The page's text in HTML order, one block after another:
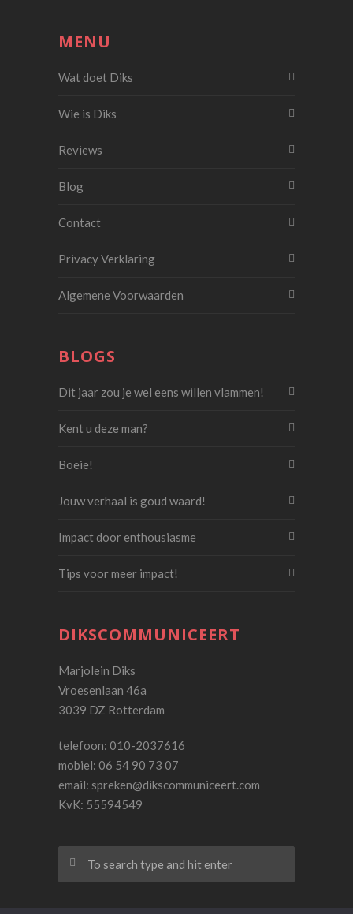
MENU
Wat doet Diks
Wie is Diks
Reviews
Blog
Contact
Privacy Verklaring
Algemene Voorwaarden
BLOGS
Dit jaar zou je wel eens willen vlammen!
Kent u deze man?
Boeie!
Jouw verhaal is goud waard!
Impact door enthousiasme
Tips voor meer impact!
DIKSCOMMUNICEERT
Marjolein Diks
Vroesenlaan 46a
3039 DZ Rotterdam
telefoon: 010-2037616
mobiel: 06 54 90 73 07
email: spreken@dikscommuniceert.com
KvK: 55594549